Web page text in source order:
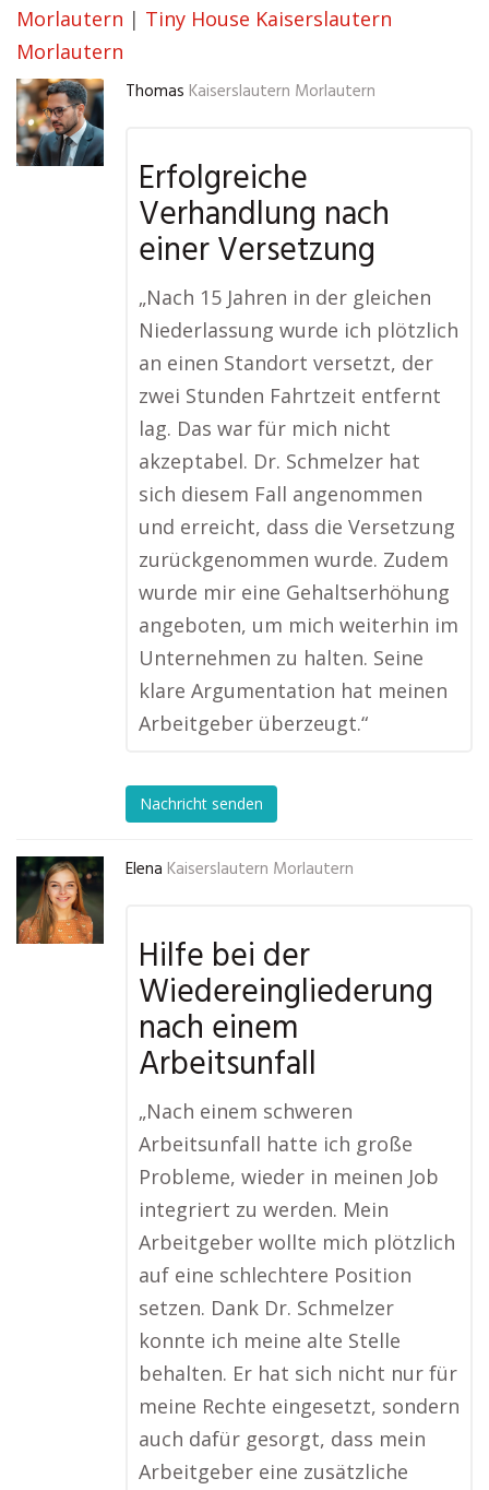
Morlautern | Tiny House Kaiserslautern
Morlautern
Thomas Kaiserslautern Morlautern
Erfolgreiche
Verhandlung nach
einer Versetzung
„Nach 15 Jahren in der gleichen
Niederlassung wurde ich plötzlich
an einen Standort versetzt, der
zwei Stunden Fahrtzeit entfernt
lag. Das war für mich nicht
akzeptabel. Dr. Schmelzer hat
sich diesem Fall angenommen
und erreicht, dass die Versetzung
zurückgenommen wurde. Zudem
wurde mir eine Gehaltserhöhung
angeboten, um mich weiterhin im
Unternehmen zu halten. Seine
klare Argumentation hat meinen
Arbeitgeber überzeugt.“
Nachricht senden
Elena Kaiserslautern Morlautern
Hilfe bei der
Wiedereingliederung
nach einem
Arbeitsunfall
„Nach einem schweren
Arbeitsunfall hatte ich große
Probleme, wieder in meinen Job
integriert zu werden. Mein
Arbeitgeber wollte mich plötzlich
auf eine schlechtere Position
setzen. Dank Dr. Schmelzer
konnte ich meine alte Stelle
behalten. Er hat sich nicht nur für
meine Rechte eingesetzt, sondern
auch dafür gesorgt, dass mein
Arbeitgeber eine zusätzliche